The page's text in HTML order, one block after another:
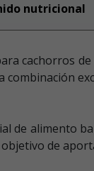
nutricional
cachorros
combinación
de alimento
de